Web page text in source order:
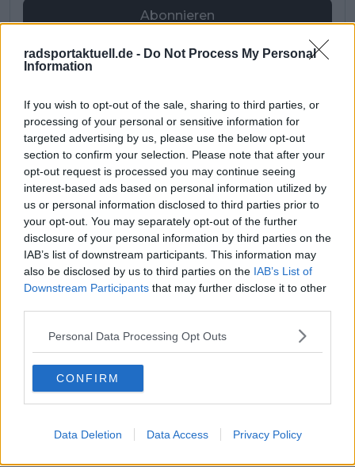
radsportaktuell.de - Do Not Process My Personal
Information
If you wish to opt-out of the sale, sharing to third parties, or
processing of your personal or sensitive information for
targeted advertising by us, please use the below opt-out
section to confirm your selection. Please note that after your
opt-out request is processed you may continue seeing
interest-based ads based on personal information utilized by
us or personal information disclosed to third parties prior to
your opt-out. You may separately opt-out of the further
disclosure of your personal information by third parties on the
IAB’s list of downstream participants. This information may
also be disclosed by us to third parties on the IAB’s List of
Downstream Participants that may further disclose it to other
Personal Data Processing Opt Outs
CONFIRM
Data Deletion Data Access Privacy Policy
Abonnieren
In meiner Nachbarschaft wuchs man mit der Tour de
France auf. Sie war überall – es waren die letzten großen
Jahre von Eddy Merckx. Wir waren Kinder, trugen Trikots
und spielten die gesamte Rundfahrt nach. Zwei Brücken
wurden zu unseren „Bergen“, und wir rasten über
Straßen, als Autos noch nicht den Ton angaben. Mit 13
Jahren war mein Herz endgültig dem Radsport verfallen.
In einem Urlaub in Frankreich durfte ich nach langem
Drängen eine echte Bergetappe fahren – mit meinem
Fahrrad von zu Hause, drei Gängen, Licht, dicken Reifen
und Schutzblechen.
Ich brach früh auf, fuhr den Col de Joux Plane und
wurde es trotzdem der glücklichste Tag meines Lebens.
erreichte, wusste ich, dass ich nicht aufhören würde zu
treten. Oben angekommen trank ich an einem
Baumstamm – und spürte eine Freude, die ich bis heute
Entscheidung an: zurück oder weiter nach Avoriaz. Ich
fuhr weiter, ohne anzuhalten, und schaffte auch den